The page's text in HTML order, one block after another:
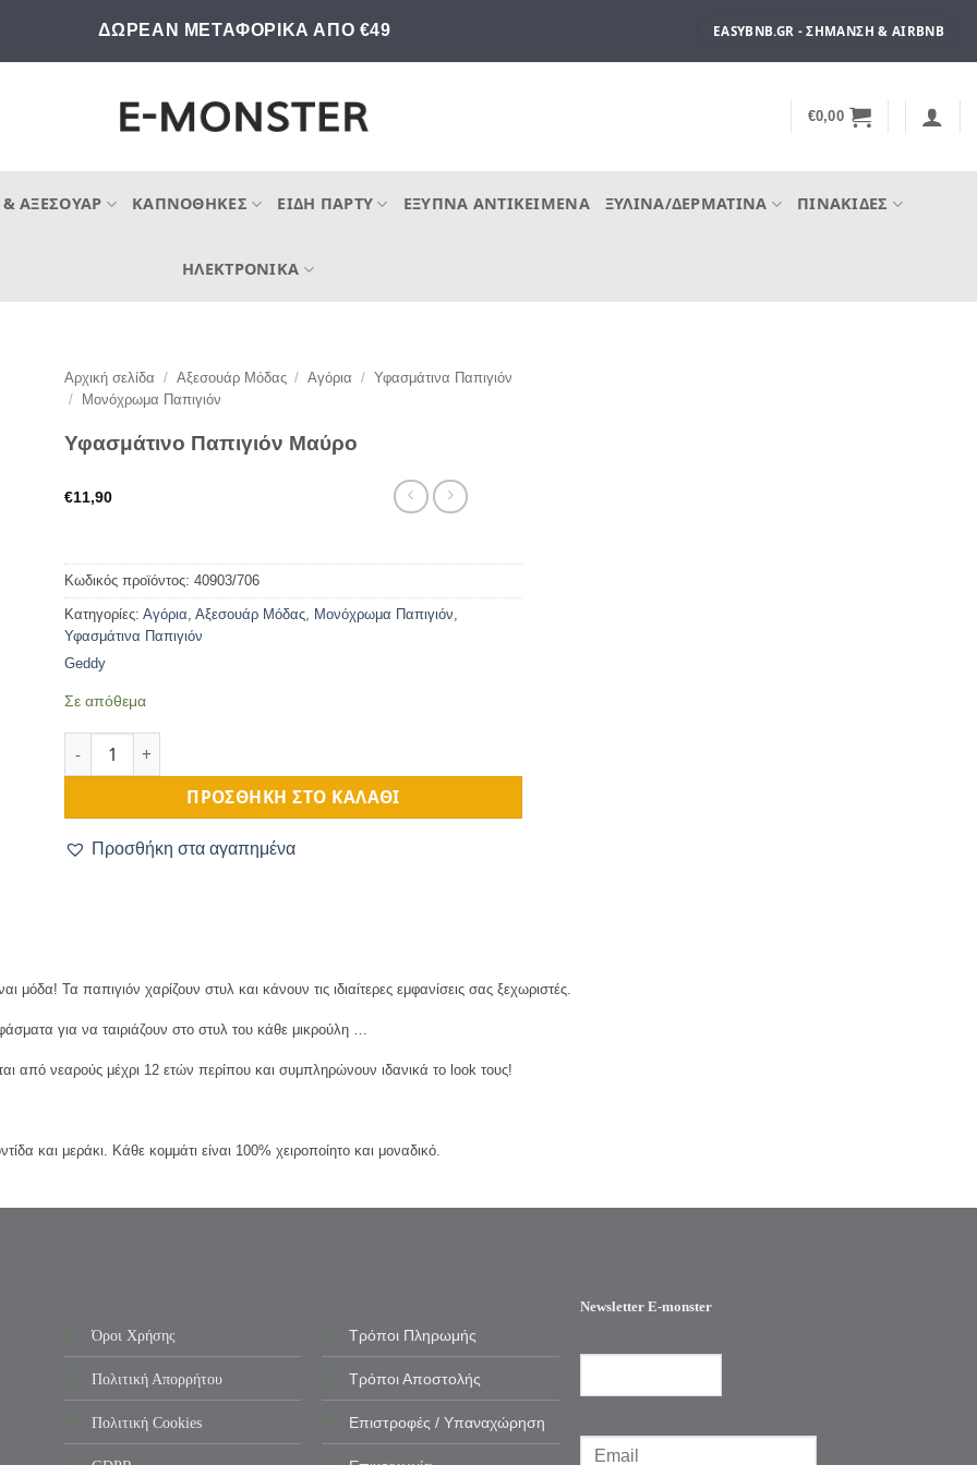
ΔΩΡΕΑΝ ΜΕΤΑΦΟΡΙΚΑ ΑΠΟ €49 EASYBNB.GR - ΣΉΜΑΝΣΗ & AIRBNB
€0,00
ΑΞΕΣΟΥΆΡ ΚΑΠΝΟΘΉΚΕΣ ΕΊΔΗ ΠΆΡΤΥ ΈΞΥΠΝΑ ΑΝΤΙΚΕΊΜΕΝΑ ΞΎΛΙΝΑ/ΔΕΡΜΆΤΙΝΑ ΠΙΝΑΚΊΔΕΣ
ΗΛΕΚΤΡΟΝΙΚΆ
Αρχική σελίδα / Αξεσουάρ Μόδας / Αγόρια / Υφασμάτινα Παπιγιόν
/
Μονόχρωμα Παπιγιόν
Υφασμάτινο Παπιγιόν Μαύρο
€11,90
Κωδικός προϊόντος: 40903/706
Κατηγορίες: Αγόρια, Αξεσουάρ Μόδας, Μονόχρωμα Παπιγιόν,
Υφασμάτινα Παπιγιόν
Geddy
Σε απόθεμα
ΠΡΟΣΘΉΚΗ ΣΤΟ ΚΑΛΆΘΙ
Προσθήκη στα αγαπημένα
μόδα! Τα παπιγιόν χαρίζουν στυλ και κάνουν τις ιδιαίτερες εμφανίσεις σας ξεχωριστές.
για να ταιριάζουν στο στυλ του κάθε μικρούλη …
από νεαρούς μέχρι 12 ετών περίπου και συμπληρώνουν ιδανικά το look τους!
και μεράκι. Κάθε κομμάτι είναι 100% χειροποίητο και μοναδικό.
Όροι Χρήσης
Πολιτική Απορρήτου
Πολιτική Cookies
Τρόποι Πληρωμής
Τρόποι Αποστολής
Επιστροφές / Υπαναχώρηση
Newsletter E-monster